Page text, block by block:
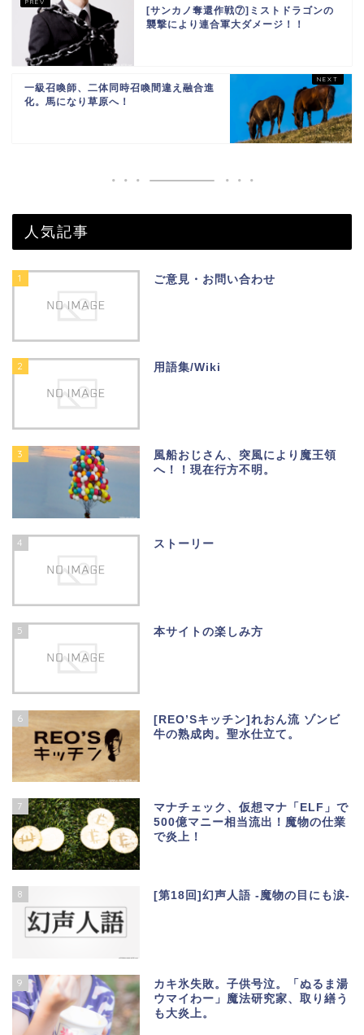
[サンカノ奪還作戦⑦]ミストドラゴンの
襲撃により連合軍大ダメージ！！
一級召喚師、二体同時召喚間違え融合進
化。馬になり草原へ！
人気記事
1 ご意見・お問い合わせ
2 用語集/Wiki
3
風船おじさん、突風により魔王領
へ！！現在行方不明。
4 ストーリー
5 本サイトの楽しみ方
6
[REO’Sキッチン]れおん流 ゾンビ
牛の熟成肉。聖水仕立て。
7
マナチェック、仮想マナ「ELF」で
500億マニー相当流出！魔物の仕業
で炎上！
8 [第18回]幻声人語 -魔物の目にも涙-
9
カキ氷失敗。子供号泣。「ぬるま湯
ウマイわー」魔法研究家、取り繕う
も大炎上。